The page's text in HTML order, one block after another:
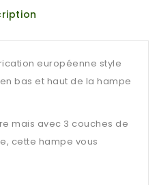
européenne style
bas et haut de la hampe
mais avec 3 couches de
cette hampe vous